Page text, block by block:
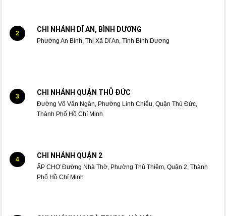
2 CHI NHÁNH DĨ AN, BÌNH DƯƠNG
Phường An Bình, Thị Xã Dĩ An, Tỉnh Bình Dương
3 CHI NHÁNH QUẬN THỦ ĐỨC
Đường Võ Văn Ngân, Phường Linh Chiểu, Quận Thủ Đức,
Thành Phố Hồ Chí Minh
4 CHI NHÁNH QUẬN 2
ẤP CHỢ Đường Nhà Thờ, Phường Thủ Thiêm, Quận 2, Thành
Phố Hồ Chí Minh